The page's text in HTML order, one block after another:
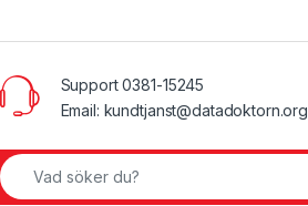
Support 0381-15245
Email: kundtjanst@datadoktorn.org
Search for: